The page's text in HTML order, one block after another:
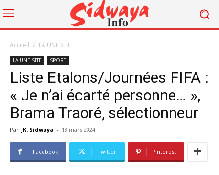
Accueil LA UNE SITE
LA UNE SITE SPORT
Liste Etalons/Journées FIFA :
« Je n’ai écarté personne… »,
Brama Traoré, sélectionneur
Par JK. Sidwaya - 18 mars 2024
Facebook Twitter Pinterest